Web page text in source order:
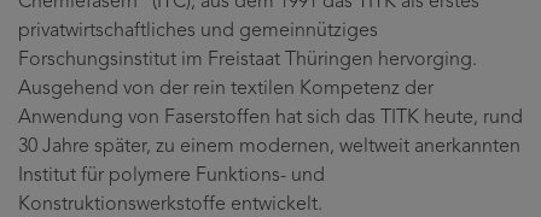
privatwirtschaftliches und gemeinnütziges
Forschungsinstitut im Freistaat Thüringen hervorging.
Ausgehend von der rein textilen Kompetenz der
Anwendung von Faserstoffen hat sich das TITK heute, rund
30 Jahre später, zu einem modernen, weltweit anerkannten
Institut für polymere Funktions- und
Konstruktionswerkstoffe entwickelt.